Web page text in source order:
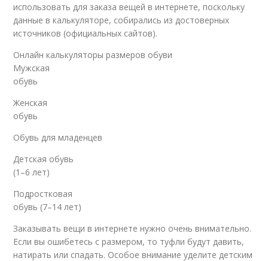
использовать для заказа вещей в интернете, поскольку
данные в калькуляторе, собирались из достоверных
источников (официальных сайтов).
Онлайн калькуляторы размеров обуви
Мужская
обувь
Женская
обувь
Обувь для младенцев
Детская обувь
(1–6 лет)
Подростковая
обувь (7–14 лет)
Заказывать вещи в интернете нужно очень внимательно.
Если вы ошибетесь с размером, то туфли будут давить,
натирать или спадать. Особое внимание уделите детским